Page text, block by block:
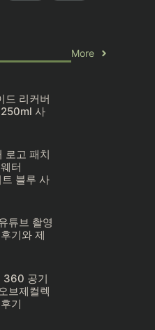
More
드 리커버
사
로고 패치
터
블루 사
튜브 촬영
기와 제
360 공기
브제컬렉
기